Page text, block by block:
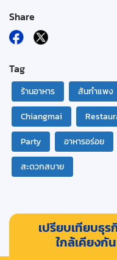
Share
Tag
ร้านอาหาร สันกำแพง
Chiangmai
Party
อาหารอร่อย
สะดวกสบาย
เปรียบเทียบธุร
ใกล้เคียงกัน